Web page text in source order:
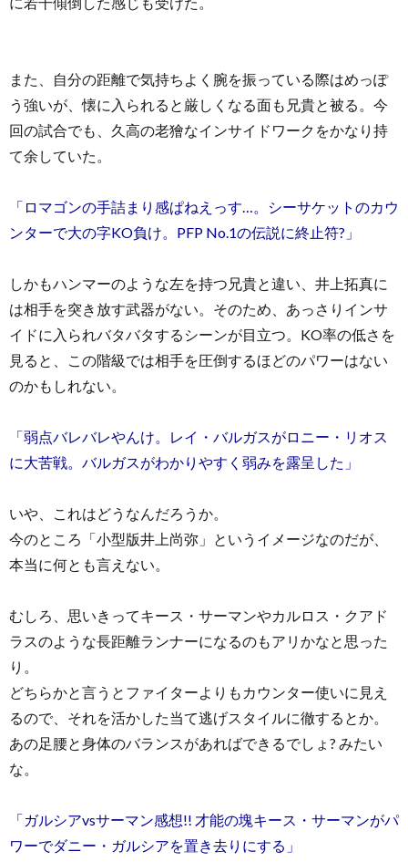
また、自分の距離で気持ちよく腕を振っている際はめっぽ
う強いが、懐に入られると厳しくなる面も兄貴と被る。今
回の試合でも、久高の老獪なインサイドワークをかなり持
て余していた。
「ロマゴンの手詰まり感ぱねえっす…。シーサケットのカウ
ンターで大の字KO負け。PFP No.1の伝説に終止符?」
しかもハンマーのような左を持つ兄貴と違い、井上拓真に
は相手を突き放す武器がない。そのため、あっさりインサ
イドに入られバタバタするシーンが目立つ。KO率の低さを
見ると、この階級では相手を圧倒するほどのパワーはない
のかもしれない。
「弱点バレバレやんけ。レイ・バルガスがロニー・リオス
に大苦戦。バルガスがわかりやすく弱みを露呈した」
いや、これはどうなんだろうか。
今のところ「小型版井上尚弥」というイメージなのだが、
本当に何とも言えない。
むしろ、思いきってキース・サーマンやカルロス・クアド
ラスのような長距離ランナーになるのもアリかなと思った
り。
どちらかと言うとファイターよりもカウンター使いに見え
るので、それを活かした当て逃げスタイルに徹するとか。
あの足腰と身体のバランスがあればできるでしょ? みたい
な。
「ガルシアvsサーマン感想!! 才能の塊キース・サーマンがパ
ワーでダニー・ガルシアを置き去りにする」